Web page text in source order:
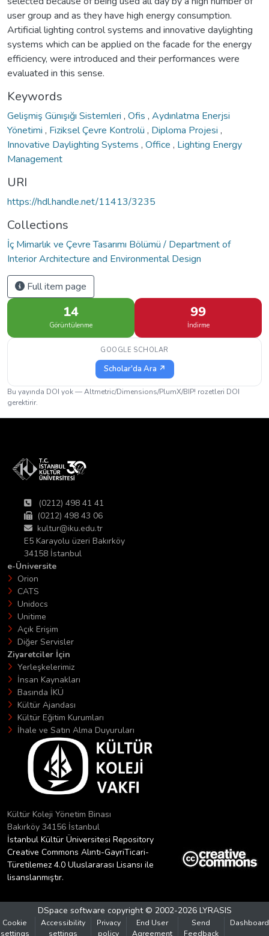
user group and as they have high energy consumption.
Artificial lighting control systems and innovative daylighting
systems which can be applied on the facade for the energy
efficiency, were introduced and their performances were
evaluated in this sense.
Keywords
Gelişmiş Günışığı Sistemleri , Ofis , Aydınlatma Enerjsi
Yönetimi , Fiziksel Çevre Kontrolü , Diploma Projesi ,
Innovative Daylighting Systems , Office , Lighting Energy
Management
URI
https://hdl.handle.net/11413/3235
Collections
İç Mimarlık ve Çevre Tasarımı Bölümü / Department of
Interior Architecture and Environmental Design
Full item page
14
Görüntülenme
99
İndirme
GOOGLE SCHOLAR
Scholar'da Ara ↗
Bu yayında DOI yok — Altmetric/Dimensions/PlumX/BIP! rozetleri DOI
gerektirir.
(0212) 498 41 41
(0212) 498 43 06
kultur@iku.edu.tr
E5 Karayolu üzeri Bakırköy
34158 İstanbul
e-Üniversite
Orion
CATS
Unidocs
Unitime
Açık Erişim
Diğer Servisler
Ziyaretciler İçin
Yerleşkelerimiz
İnsan Kaynakları
Basında İKÜ
Kültür Ajandası
Kültür Eğitim Kurumları
İhale ve Satın Alma Duyuruları
Kültür Koleji Yönetim Binası
Bakırköy 34156 İstanbul
İstanbul Kültür Üniversitesi Repository
Creative Commons Alıntı-GayriTicari-
Türetilemez 4.0 Uluslararası Lisansı ile
lisanslanmıştır.
DSpace software copyright © 2002-2026 LYRASIS
Cookie
settings
Accessibility
settings
Privacy
policy
End User
Agreement
Send
Feedback
Dashboard